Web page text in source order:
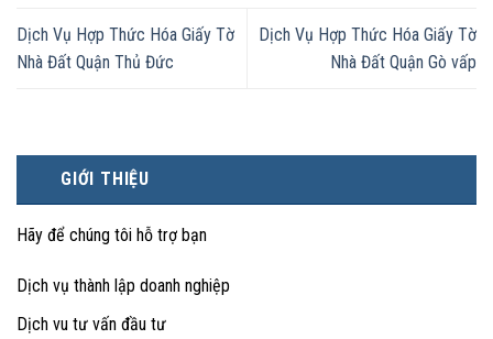
GIỚI THIỆU
Hãy để chúng tôi hỗ trợ bạn
Dịch vụ thành lập doanh nghiệp
Dịch vu tư vấn đầu tư
Dịch Vụ Hợp Thức Hóa Giấy Tờ
Nhà Đất Quận Thủ Đức
Dịch Vụ Hợp Thức Hóa Giấy Tờ
Nhà Đất Quận Gò vấp